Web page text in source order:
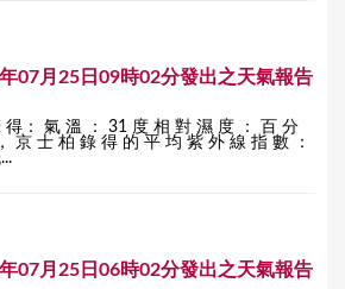
07月25日09時02分發出之天氣報告
得： 氣 溫 ： 31 度 相 對 濕 度 ： 百 分
京 士 柏 錄 得 的 平 均 紫 外 線 指 數 ：
07月25日06時02分發出之天氣報告